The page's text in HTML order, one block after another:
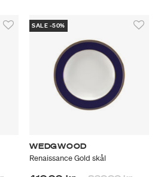
SALE -50%
WEDGWOOD
Renaissance Gold skål